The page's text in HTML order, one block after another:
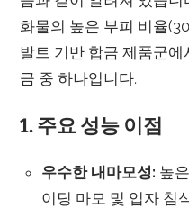
화물의 높은 부피 비율
발트 기반 합금 제품군
금 중 하나입니다.
1. 주요 성능 이점
우수한 내마모성: 높
이딩 마모 및 입자 침